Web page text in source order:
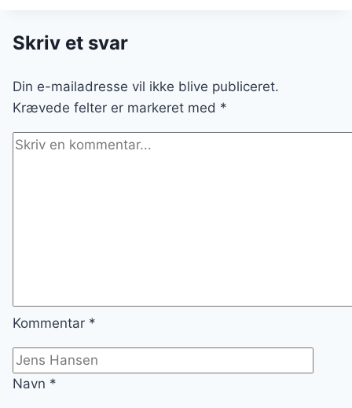
WEEKEND
Skriv et svar
Din e-mailadresse vil ikke blive publiceret.
Krævede felter er markeret med *
Kommentar *
Navn *